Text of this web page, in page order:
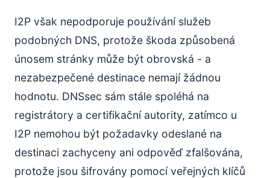
I2P však nepodporuje používání služeb
podobných DNS, protože škoda způsobená
únosem stránky může být obrovská - a
nezabezpečené destinace nemají žádnou
hodnotu. DNSsec sám stále spoléhá na
registrátory a certifikační autority, zatímco u
I2P nemohou být požadavky odeslané na
destinaci zachyceny ani odpověď zfalšována,
protože jsou šifrovány pomocí veřejných klíčů